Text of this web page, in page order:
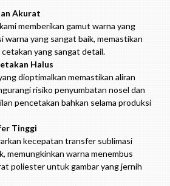
Akurat
memberikan gamut warna yang
warna yang sangat baik, memastikan
cetakan yang sangat detail.
Halus
dioptimalkan memastikan aliran
risiko penyumbatan nosel dan
pencetakan bahkan selama produksi
Tinggi
kecepatan transfer sublimasi
memungkinkan warna menembus
poliester untuk gambar yang jernih